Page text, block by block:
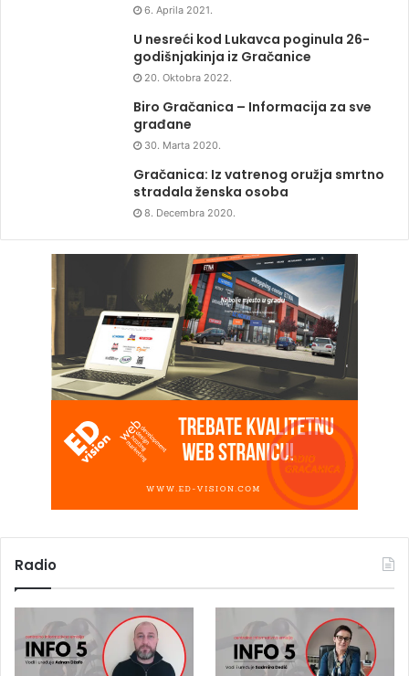
6. Aprila 2021.
U nesreći kod Lukavca poginula 26-
godišnjakinja iz Gračanice
20. Oktobra 2022.
Biro Gračanica – Informacija za sve
građane
30. Marta 2020.
Gračanica: Iz vatrenog oružja smrtno
stradala ženska osoba
8. Decembra 2020.
Radio